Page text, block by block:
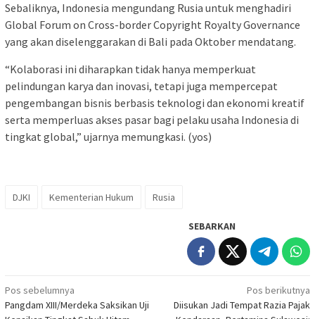
Sebaliknya, Indonesia mengundang Rusia untuk menghadiri
Global Forum on Cross-border Copyright Royalty Governance
yang akan diselenggarakan di Bali pada Oktober mendatang.
“Kolaborasi ini diharapkan tidak hanya memperkuat
pelindungan karya dan inovasi, tetapi juga mempercepat
pengembangan bisnis berbasis teknologi dan ekonomi kreatif
serta memperluas akses pasar bagi pelaku usaha Indonesia di
tingkat global,” ujarnya memungkasi. (yos)
DJKI Kementerian Hukum Rusia
SEBARKAN
Navigasi
pos
Pos sebelumnya
Pangdam XIII/Merdeka Saksikan Uji
Pos berikutnya
Diisukan Jadi Tempat Razia Pajak